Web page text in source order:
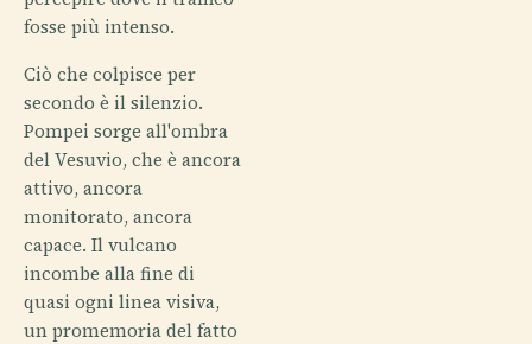
fosse più intenso.
Ciò che colpisce per
secondo è il silenzio.
Pompei sorge all'ombra
del Vesuvio, che è ancora
attivo, ancora
monitorato, ancora
capace. Il vulcano
incombe alla fine di
quasi ogni linea visiva,
un promemoria del fatto